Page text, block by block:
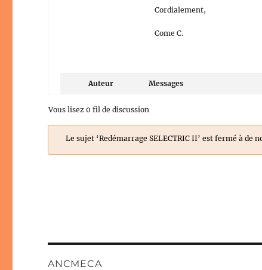
Cordialement,
Come C.
Auteur Messages
Vous lisez 0 fil de discussion
Le sujet ‘Redémarrage SELECTRIC II’ est fermé à de
ANCMECA